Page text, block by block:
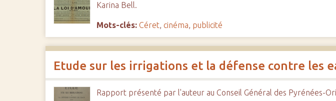
Karina Bell.
Mots-clés: Céret,cinéma, publicité
Etude sur les irrigations et la défense contre les
Rapport présenté par l'auteur au Conseil Général des Pyrénées-